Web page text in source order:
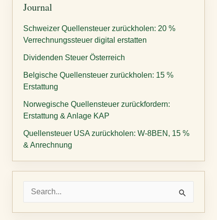
Journal
Schweizer Quellensteuer zurückholen: 20 %
Verrechnungssteuer digital erstatten
Dividenden Steuer Österreich
Belgische Quellensteuer zurückholen: 15 %
Erstattung
Norwegische Quellensteuer zurückfordern:
Erstattung & Anlage KAP
Quellensteuer USA zurückholen: W-8BEN, 15 %
& Anrechnung